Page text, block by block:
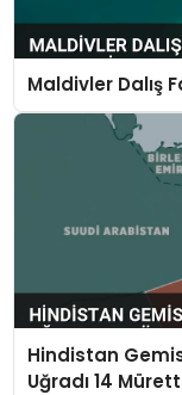
Maldivler Dalış
Hindistan
Uğradı 14